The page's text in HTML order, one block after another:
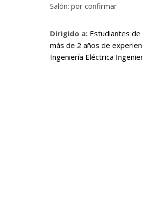
Salón: por confirmar
Dirigido a: Estudiantes
más de 2 años de
Ingeniería Eléctrica